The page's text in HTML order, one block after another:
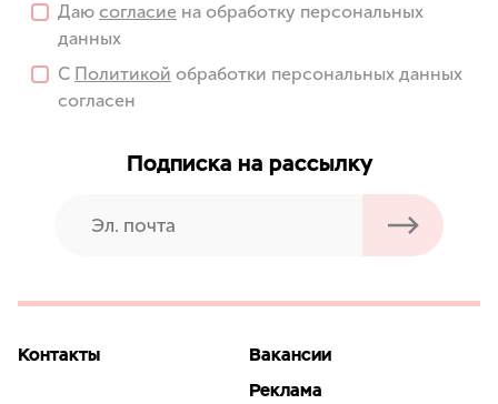
Даю согласие на обработку персональных
данных
С Политикой обработки персональных данных
согласен
Подписка на рассылку
Контакты
Вакансии
Реклама